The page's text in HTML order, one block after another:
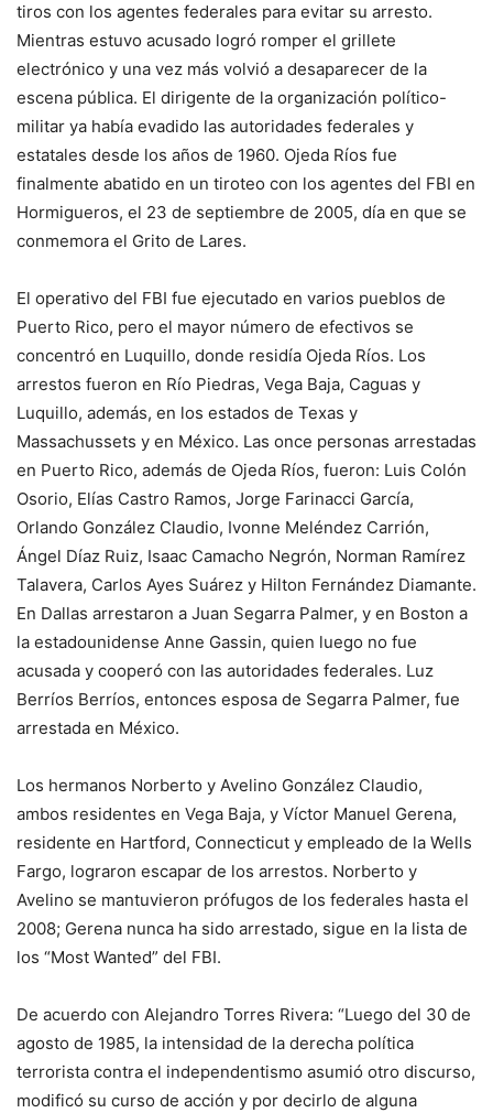
tiros con los agentes federales para evitar su arresto.
Mientras estuvo acusado logró romper el grillete
electrónico y una vez más volvió a desaparecer de la
escena pública. El dirigente de la organización político-
militar ya había evadido las autoridades federales y
estatales desde los años de 1960. Ojeda Ríos fue
finalmente abatido en un tiroteo con los agentes del FBI en
Hormigueros, el 23 de septiembre de 2005, día en que se
conmemora el Grito de Lares.
El operativo del FBI fue ejecutado en varios pueblos de
Puerto Rico, pero el mayor número de efectivos se
concentró en Luquillo, donde residía Ojeda Ríos. Los
arrestos fueron en Río Piedras, Vega Baja, Caguas y
Luquillo, además, en los estados de Texas y
Massachussets y en México. Las once personas arrestadas
en Puerto Rico, además de Ojeda Ríos, fueron: Luis Colón
Osorio, Elías Castro Ramos, Jorge Farinacci García,
Orlando González Claudio, Ivonne Meléndez Carrión,
Ángel Díaz Ruiz, Isaac Camacho Negrón, Norman Ramírez
Talavera, Carlos Ayes Suárez y Hilton Fernández Diamante.
En Dallas arrestaron a Juan Segarra Palmer, y en Boston a
la estadounidense Anne Gassin, quien luego no fue
acusada y cooperó con las autoridades federales. Luz
Berríos Berríos, entonces esposa de Segarra Palmer, fue
arrestada en México.
Los hermanos Norberto y Avelino González Claudio,
ambos residentes en Vega Baja, y Víctor Manuel Gerena,
residente en Hartford, Connecticut y empleado de la Wells
Fargo, lograron escapar de los arrestos. Norberto y
Avelino se mantuvieron prófugos de los federales hasta el
2008; Gerena nunca ha sido arrestado, sigue en la lista de
los “Most Wanted” del FBI.
De acuerdo con Alejandro Torres Rivera: “Luego del 30 de
agosto de 1985, la intensidad de la derecha política
terrorista contra el independentismo asumió otro discurso,
modificó su curso de acción y por decirlo de alguna